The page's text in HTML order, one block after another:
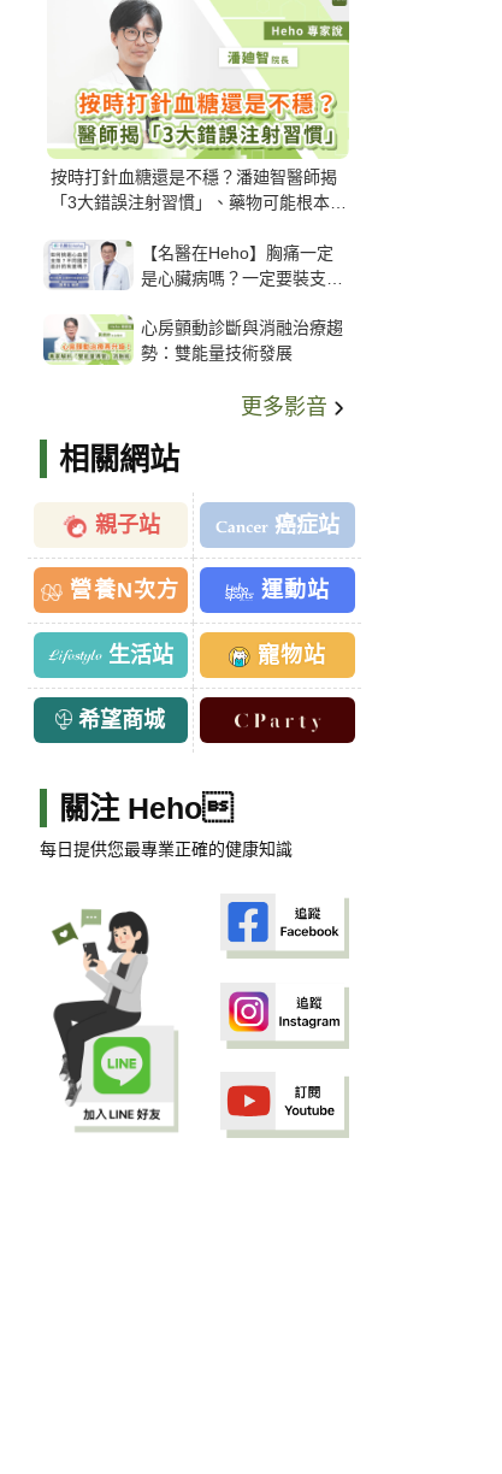
按時打針血糖還是不穩？潘廸智醫師揭
「3大錯誤注射習慣」、藥物可能根本沒
【名醫在Heho】胸痛一定
是心臟病嗎？一定要裝支
解析支架種類、風險與選擇
關鍵
心房顫動診斷與消融治療趨
勢：雙能量技術發展
更多影音
相關網站
親子站 癌症站
營養N次方 運動站
生活站 寵物站
希望商城
關注 Heho
每日提供您最專業正確的健康知識